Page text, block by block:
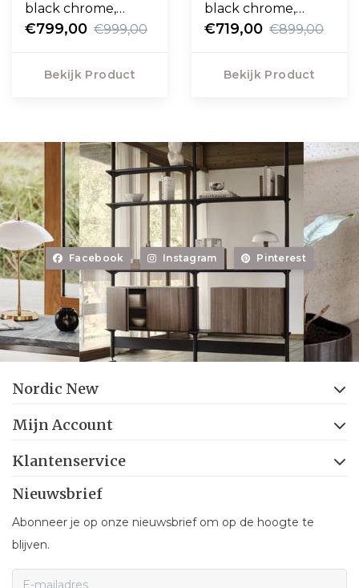
black chrome,
frosted glass H150
€799,00 €999,00
Bekijk Product
black chrome,
frosted glass H110
€719,00 €899,00
Bekijk Product
Facebook Instagram Pinterest
Nordic New
Mijn Account
Klantenservice
Nieuwsbrief
Abonneer je op onze nieuwsbrief om op de hoogte te
blijven.